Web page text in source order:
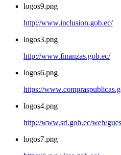
logos9.png
http://www.inclusion.gob.ec/
logos3.png
http://www.finanzas.gob.ec/
logos6.png
https://
logos4.png
http://www.sri.gob.ec/web/
logos7.png